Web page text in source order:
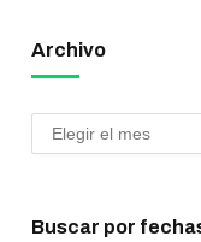
Archivo
Buscar por